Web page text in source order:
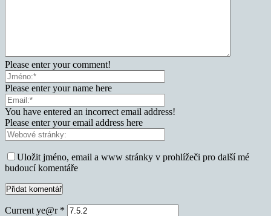
Please enter your comment!
Please enter your name here
You have entered an incorrect email address!
Please enter your email address here
Uložit jméno, email a www stránky v prohlížeči pro další mé
budoucí komentáře
Current ye@r *